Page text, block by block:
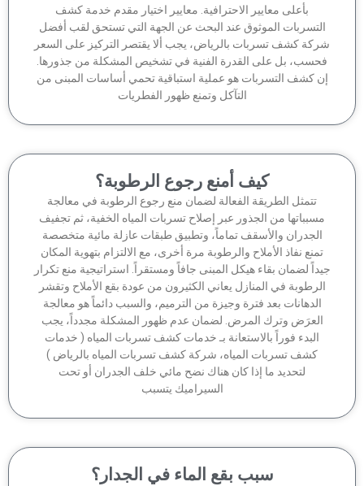
بأعلى معايير الاحترافية. معايير اختيار مقدم خدمة كشف
الموثوق عند البحث عن الجهة التي تستحق لقب أفضل
كشف تسربات بالرياض، يجب ألا يقتصر التركيز على السعر
بل على القدرة الفنية في تشخيص المشكلة من جذورها.
كشف التسربات هو عملية استباقية تحمي أساسات المبنى من
التآكل وتمنع ظهور الفطريات
كيف أمنع رجوع الرطوبة؟
تتمثل الطريقة الفعالة لضمان منع رجوع الرطوبة في معالجة
من الجذور عبر إصلاح تسربات المياه الخفية، ثم تجفيف
الجدران والأسقف تماماً، وتطبيق طبقات عازلة مائية متخصصة
تمنع نفاذ الأملاح والرطوبة مرة أخرى، مع الالتزام بتهوية المكان
لضمان بقاء هيكل المبنى جافاً ومستقراً. استراتيجية منع تكرار
في المنازل يعاني الكثيرون من عودة بقع الأملاح وتقشر
الدهانات بعد فترة وجيزة من الترميم، والسبب دائماً هو معالجة
العرَض وترك المرض. لضمان عدم ظهور المشكلة مجدداً، يجب
البدء فوراً بالاستعانة بـ خدمات كشف تسربات المياه ( خدمات
كشف تسربات المياه، شركة كشف تسربات المياه بالرياض )
لتحديد ما إذا كان هناك نضح مائي خلف الجدران أو تحت
السيراميك يتسبب
سبب بقع الماء في الجدار؟